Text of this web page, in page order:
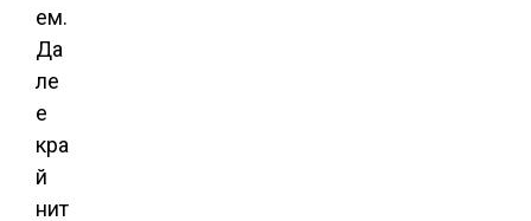
ем.
Да
ле
е
кра
й
нит